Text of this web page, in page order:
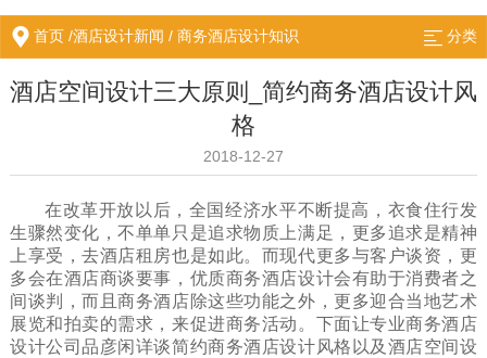
首页 /酒店设计新闻 /商务酒店设计知识 分类
酒店空间设计三大原则_简约商务酒店设计风
格
2018-12-27
在改革开放以后，全国经济水平不断提高，衣食住行发
生骤然变化，不单单只是追求物质上满足，更多追求是精神
上享受，去酒店租房也是如此。而现代更多与客户谈资，更
多会在酒店商谈要事，优质商务酒店设计会有助于消费者之
间谈判，而且商务酒店除这些功能之外，更多迎合当地艺术
展览和拍卖的需求，来促进商务活动。下面让专业商务酒店
设计公司品彦闲详谈简约商务酒店设计风格以及酒店空间设